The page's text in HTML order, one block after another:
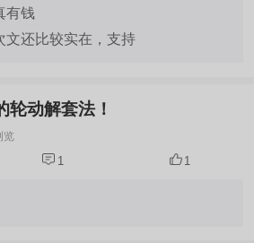
有钱
文还比较实在，支持
轮动解套法！
览
1 1